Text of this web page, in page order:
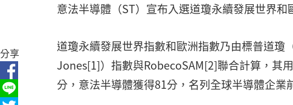
意法半導體（ST）宣布入選道瓊永續發展世界
道瓊永續發展世界指數和歐洲指數乃由標普道
Jones[1]）指數與RobecoSAM[2]聯合計算，其
分，意法半導體獲得81分，名列全球半導體企
分享